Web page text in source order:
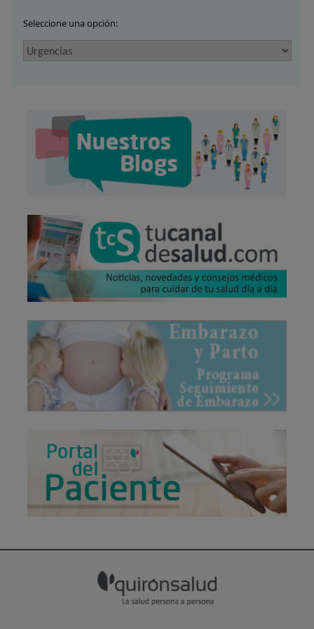
Seleccione una opción: